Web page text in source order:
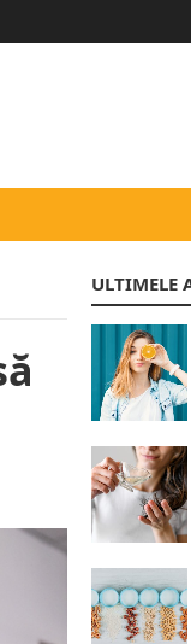
ULTIMELE